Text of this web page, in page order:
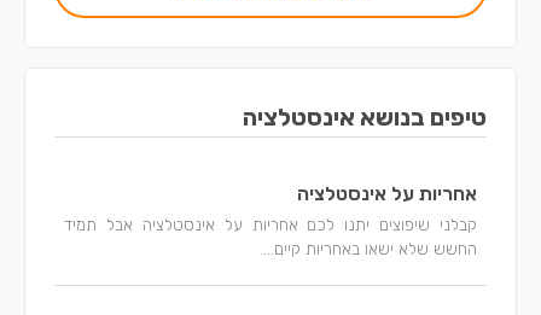
טיפים בנושא אינסטלציה
אחריות על אינסטלציה
קבלני שיפוצים יתנו לכם אחריות על אינסטלציה אבל תמיד
החשש שלא ישאו באחריות קיים....